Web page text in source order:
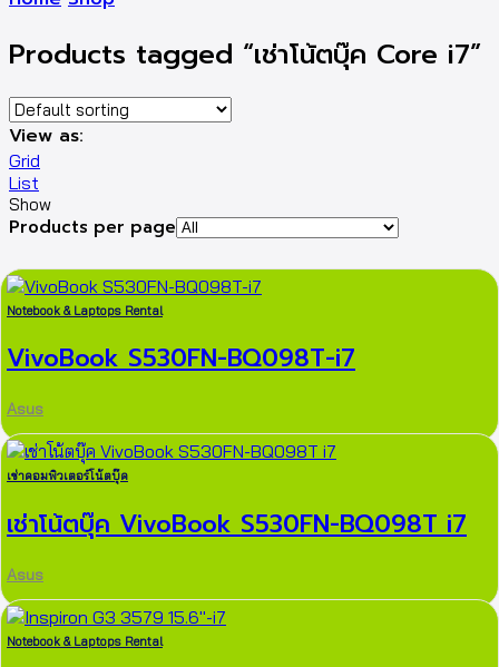
Products tagged “เช่าโน้ตบุ๊ค Core i7”
View as:
Grid
List
Show
Products per page
Notebook & Laptops Rental
VivoBook S530FN-BQ098T-i7
Asus
เช่าคอมพิวเตอร์โน้ตบุ๊ค
เช่าโน้ตบุ๊ค VivoBook S530FN-BQ098T i7
Asus
Notebook & Laptops Rental